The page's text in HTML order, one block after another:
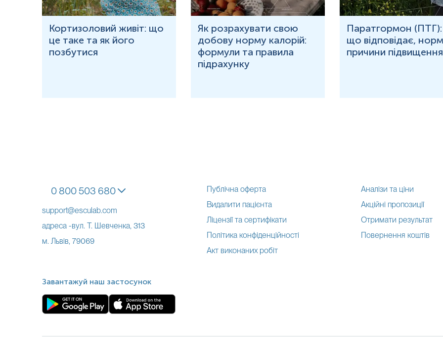
Кортизоловий живіт: що
це таке та як його
позбутися
Як розрахувати свою
добову норму калорій:
формули та правила
підрахунку
Паратгормон (ПТГ):
що відповідає,
причини підвищення
0 800 503 680
support@esculab.com
адреса -вул. Т. Шевченка, 313
м. Львів, 79069
Публічна оферта
Видалити пацієнта
Ліцензії та сертифікати
Політика конфіденційності
Акт виконаних робіт
Аналізи та ціни
Акційні пропозиції
Отримати результат
Повернення коштів
Завантажуй наш застосунок